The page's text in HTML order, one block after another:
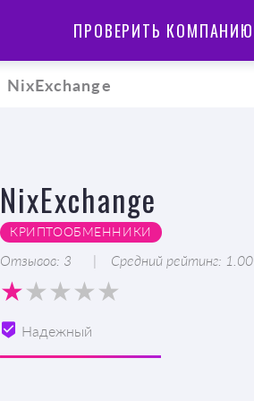
ПРОВЕРИТЬ КОМПАНИЮ
NixExchange
NixExchange
КРИПТООБМЕННИКИ
Отзывов: 3 Средний рейтинг: 1.00
Надежный